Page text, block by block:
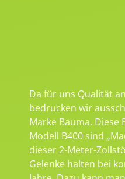
Da für uns Qualität
bedrucken wir
Marke Bauma. Diese
Modell B400 sind
dieser 2-Meter-
Gelenke halten bei